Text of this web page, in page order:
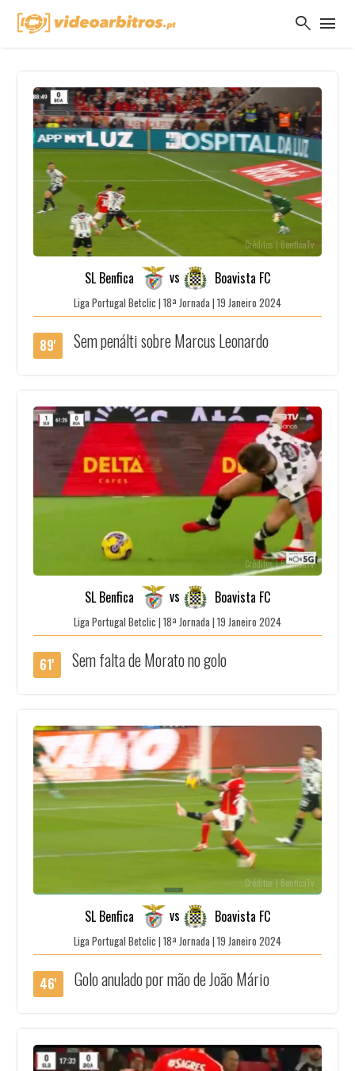
search menu
Créditos | BenficaTv
SL Benfica vs Boavista FC
Liga Portugal Betclic | 18ª Jornada | 19 Janeiro 2024
89' Sem penálti sobre Marcus Leonardo
Créditos | BenficaTv
SL Benfica vs Boavista FC
Liga Portugal Betclic | 18ª Jornada | 19 Janeiro 2024
61' Sem falta de Morato no golo
Créditos | BenficaTv
SL Benfica vs Boavista FC
Liga Portugal Betclic | 18ª Jornada | 19 Janeiro 2024
46' Golo anulado por mão de João Mário